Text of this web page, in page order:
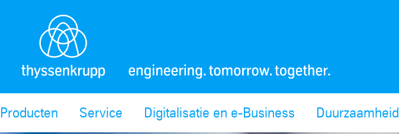
Producten Service Digitalisatie en e-Business Duurzaamheid